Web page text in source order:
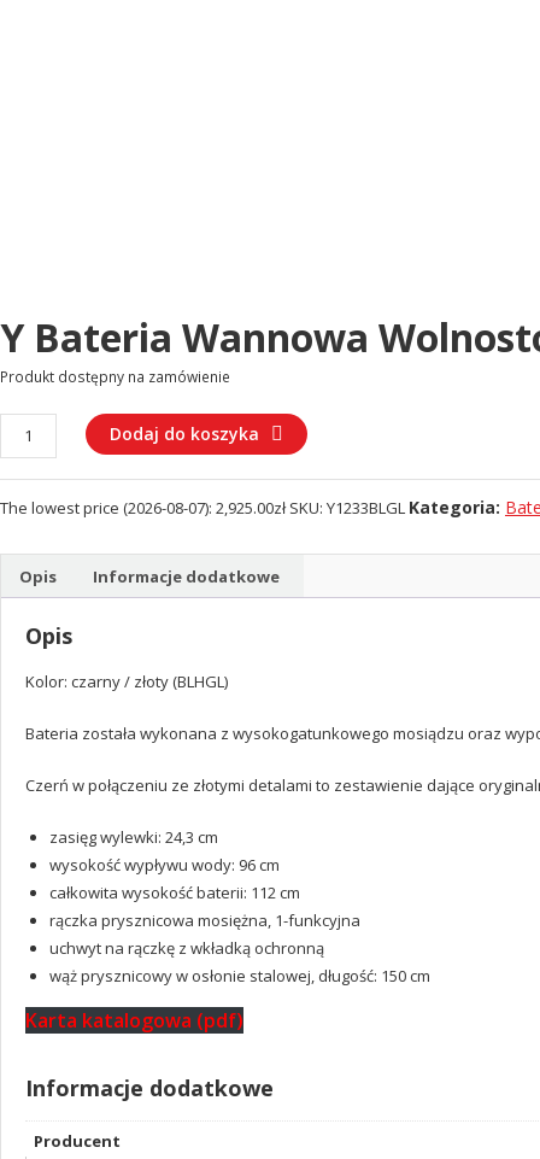
Y Bateria Wannowa
Produkt dostępny na zamówienie
ilość
Y
Bateria
wannowa
Dodaj do koszyka
The lowest price (2026-08-07): 2,925.00zł SKU: Y1233BLGL Kategoria:
Opis Informacje dodatkowe
Opis
Kolor: czarny / złoty (BLHGL)
Bateria została wykonana z wysokogatunkowego mosiądzu oraz
Czerń w połączeniu ze złotymi detalami to zestawienie dające
zasięg wylewki: 24,3 cm
wysokość wypływu wody: 96 cm
całkowita wysokość baterii: 112 cm
rączka prysznicowa mosiężna, 1-funkcyjna
uchwyt na rączkę z wkładką ochronną
wąż prysznicowy w osłonie stalowej, długość: 150 cm
Karta katalogowa (pdf)
Informacje dodatkowe
Producent